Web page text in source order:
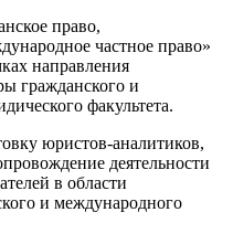
право,
частное право»
направления
гражданского и
факультета.
юристов-аналитиков,
деятельности
в области
и международного